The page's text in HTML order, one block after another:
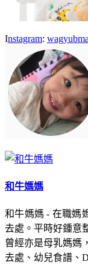
Instagram:
和牛媽媽
和牛媽媽 - 在職媽
去處。平時好鍾意
曾經亦是母乳媽媽
去處、幼兒食譜、